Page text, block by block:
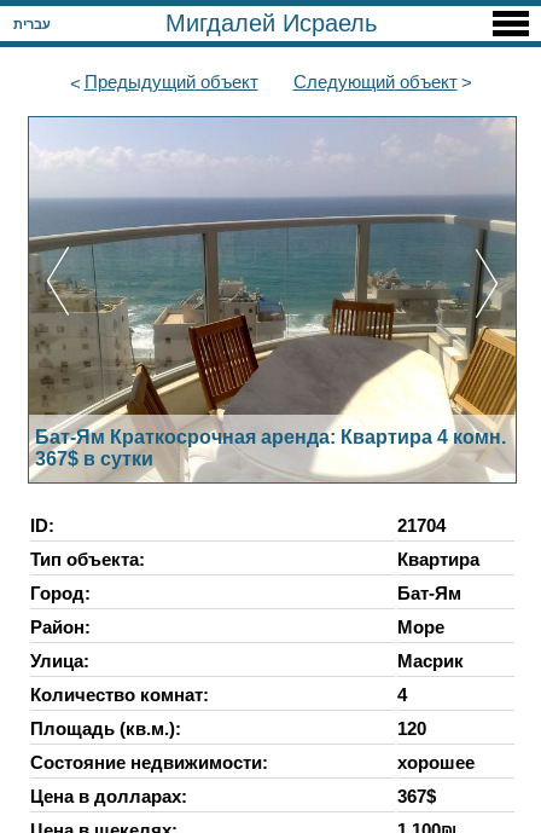
עברית Мигдалей Исраель
Предыдущийобъект Следующийобъект
Бат-Ям Краткосрочная аренда: Квартира 4 комн.
367$ в сутки
ID:
21704
Тип объекта:
Квартира
Город:
Бат-Ям
Район:
Море
Улица:
Масрик
Количество комнат:
4
Площадь (кв.м.):
120
Состояние недвижимости:
хорошее
Цена в долларах:
367$